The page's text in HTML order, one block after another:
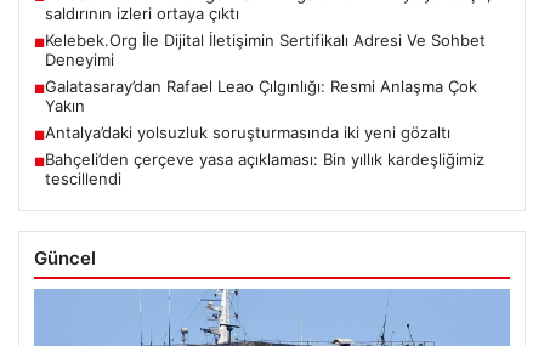
saldırının izleri ortaya çıktı
■Kelebek.Org İle Dijital İletişimin Sertifikalı Adresi Ve Sohbet
Deneyimi
■Galatasaray’dan Rafael Leao Çılgınlığı: Resmi Anlaşma Çok
Yakın
■Antalya’daki yolsuzluk soruşturmasında iki yeni gözaltı
■Bahçeli’den çerçeve yasa açıklaması: Bin yıllık kardeşliğimiz
tescillendi
Güncel